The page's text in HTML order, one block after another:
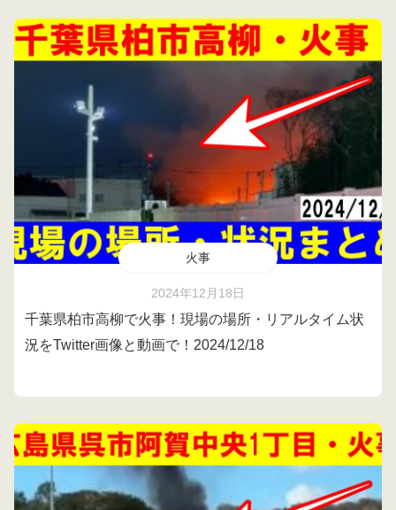
火事
2024年12月18日
千葉県柏市高柳で火事！現場の場所・リアルタイム状
況をTwitter画像と動画で！2024/12/18